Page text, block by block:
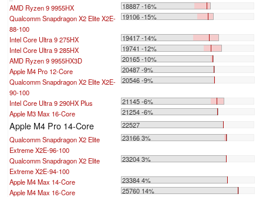
AMD Ryzen 9 9955HX
18887 -16%
Qualcomm Snapdragon X2 Elite X2E-
88-100
19106 -15%
Intel Core Ultra 9 275HX
19417 -14%
Intel Core Ultra 9 285HX
19741 -12%
AMD Ryzen 9 9955HX3D
20165 -10%
Apple M4 Pro 12-Core
20487 -9%
Qualcomm Snapdragon X2 Elite X2E-
90-100
20546 -9%
Intel Core Ultra 9 290HX Plus
21145 -6%
Apple M3 Max 16-Core
21254 -6%
Apple M4 Pro 14-Core
22527
Qualcomm Snapdragon X2 Elite
Extreme X2E-96-100
23166 3%
Qualcomm Snapdragon X2 Elite
Extreme X2E-94-100
23204 3%
Apple M4 Max 14-Core
23384 4%
Apple M4 Max 16-Core
25760 14%